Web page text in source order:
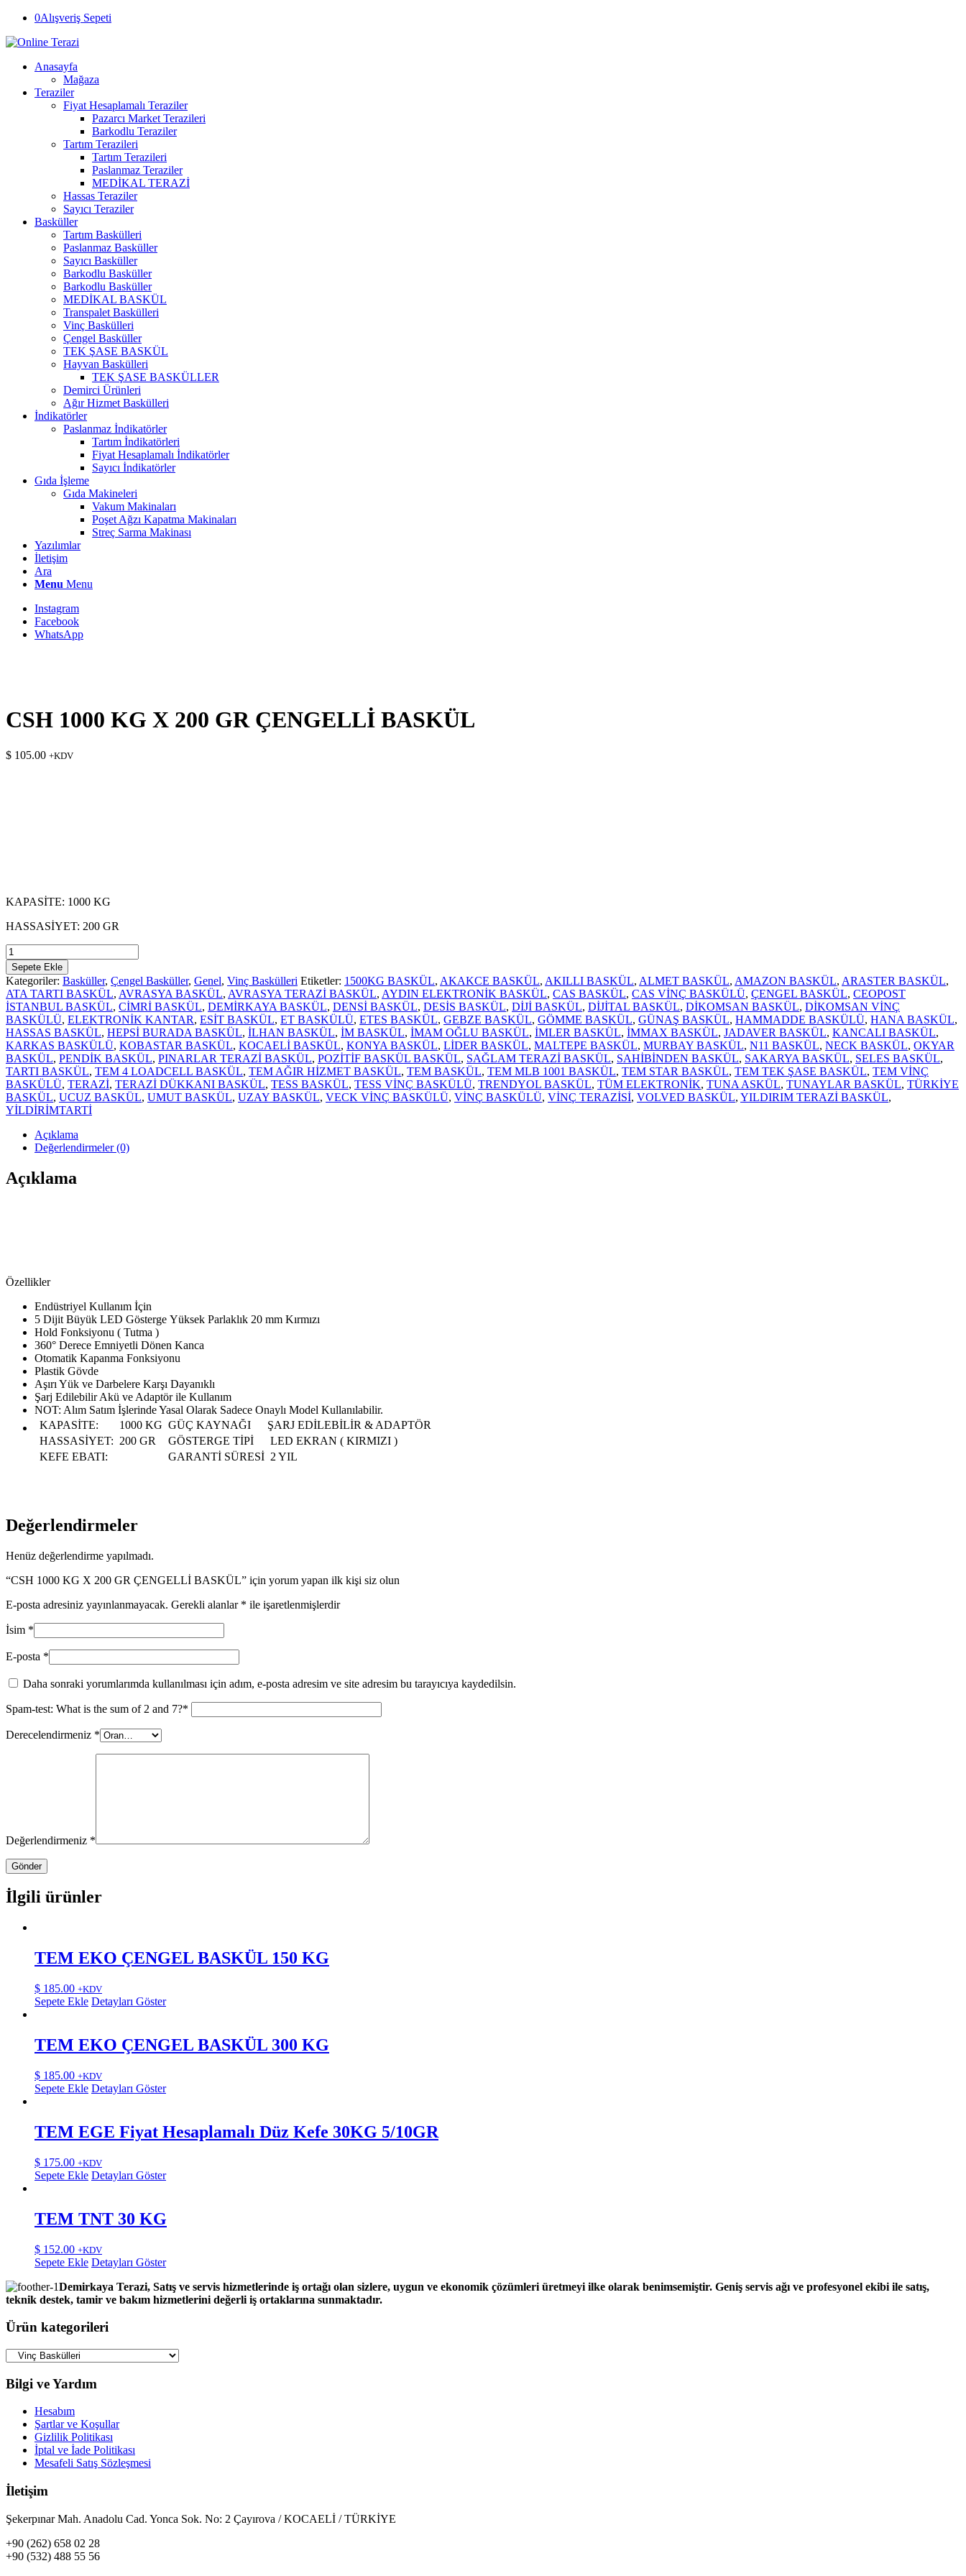
0Alışveriş Sepeti
Anasayfa
Mağaza
Teraziler
Fiyat Hesaplamalı Teraziler
Pazarcı Market Terazileri
Barkodlu Teraziler
Tartım Terazileri
Tartım Terazileri
Paslanmaz Teraziler
MEDİKAL TERAZİ
Hassas Teraziler
Sayıcı Teraziler
Basküller
Tartım Baskülleri
Paslanmaz Basküller
Sayıcı Basküller
Barkodlu Basküller
Barkodlu Basküller
MEDİKAL BASKÜL
Transpalet Baskülleri
Vinç Baskülleri
Çengel Basküller
TEK ŞASE BASKÜL
Hayvan Baskülleri
TEK ŞASE BASKÜLLER
Demirci Ürünleri
Ağır Hizmet Baskülleri
İndikatörler
Paslanmaz İndikatörler
Tartım İndikatörleri
Fiyat Hesaplamalı İndikatörler
Sayıcı İndikatörler
Gıda İşleme
Gıda Makineleri
Vakum Makinaları
Poşet Ağzı Kapatma Makinaları
Streç Sarma Makinası
Yazılımlar
İletişim
Ara
Menu Menu
Instagram
Facebook
WhatsApp
CSH 1000 KG X 200 GR ÇENGELLİ BASKÜL
$ 105.00 +KDV
KAPASİTE: 1000 KG
HASSASİYET: 200 GR
CSH
1000
KG
X
200
GR
ÇENGELLİ
BASKÜL
adet
Sepete Ekle
Kategoriler: Basküller, Çengel Basküller, Genel, Vinç Baskülleri Etiketler: 1500KG BASKÜL, AKAKCE BASKÜL, AKILLI BASKÜL, ALMET BASKÜL, AMAZON BASKÜL, ARASTER BASKÜL,
ATA TARTI BASKÜL, AVRASYA BASKÜL, AVRASYA TERAZİ BASKÜL, AYDIN ELEKTRONİK BASKÜL, CAS BASKÜL, CAS VİNÇ BASKÜLÜ, ÇENGEL BASKÜL, CEOPOST
İSTANBUL BASKÜL, CİMRİ BASKÜL, DEMİRKAYA BASKÜL, DENSİ BASKÜL, DESİS BASKÜL, DİJİ BASKÜL, DİJİTAL BASKÜL, DİKOMSAN BASKÜL, DİKOMSAN VİNÇ
BASKÜLÜ, ELEKTRONİK KANTAR, ESİT BASKÜL, ET BASKÜLÜ, ETES BASKÜL, GEBZE BASKÜL, GÖMME BASKÜL, GÜNAŞ BASKÜL, HAMMADDE BASKÜLÜ, HANA BASKÜL,
HASSAS BASKÜL, HEPSİ BURADA BASKÜL, İLHAN BASKÜL, İM BASKÜL, İMAM OĞLU BASKÜL, İMLER BASKÜL, İMMAX BASKÜL, JADAVER BASKÜL, KANCALI BASKÜL,
KARKAS BASKÜLÜ, KOBASTAR BASKÜL, KOCAELİ BASKÜL, KONYA BASKÜL, LİDER BASKÜL, MALTEPE BASKÜL, MURBAY BASKÜL, N11 BASKÜL, NECK BASKÜL, OKYAR
BASKÜL, PENDİK BASKÜL, PINARLAR TERAZİ BASKÜL, POZİTİF BASKÜL BASKÜL, SAĞLAM TERAZİ BASKÜL, SAHİBİNDEN BASKÜL, SAKARYA BASKÜL, SELES BASKÜL,
TARTI BASKÜL, TEM 4 LOADCELL BASKÜL, TEM AĞIR HİZMET BASKÜL, TEM BASKÜL, TEM MLB 1001 BASKÜL, TEM STAR BASKÜL, TEM TEK ŞASE BASKÜL, TEM VİNÇ
BASKÜLÜ, TERAZİ, TERAZİ DÜKKANI BASKÜL, TESS BASKÜL, TESS VİNÇ BASKÜLÜ, TRENDYOL BASKÜL, TÜM ELEKTRONİK, TUNA ASKÜL, TUNAYLAR BASKÜL, TÜRKİYE
BASKÜL, UCUZ BASKÜL, UMUT BASKÜL, UZAY BASKÜL, VECK VİNÇ BASKÜLÜ, VİNÇ BASKÜLÜ, VİNÇ TERAZİSİ, VOLVED BASKÜL, YILDIRIM TERAZİ BASKÜL,
YİLDİRİMTARTİ
Açıklama
Değerlendirmeler (0)
Açıklama
Özellikler
Endüstriyel Kullanım İçin
5 Dijit Büyük LED Gösterge Yüksek Parlaklık 20 mm Kırmızı
Hold Fonksiyonu ( Tutma )
360° Derece Emniyetli Dönen Kanca
Otomatik Kapanma Fonksiyonu
Plastik Gövde
Aşırı Yük ve Darbelere Karşı Dayanıklı
Şarj Edilebilir Akü ve Adaptör ile Kullanım
NOT: Alım Satım İşlerinde Yasal Olarak Sadece Onaylı Model Kullanılabilir.
KAPASİTE:
1000 KG GÜÇ KAYNAĞI
ŞARJ EDİLEBİLİR & ADAPTÖR
HASSASİYET: 200 GR GÖSTERGE TİPİ
LED EKRAN ( KIRMIZI )
KEFE EBATI:
GARANTİ SÜRESİ 2 YIL
Değerlendirmeler
Henüz değerlendirme yapılmadı.
“CSH 1000 KG X 200 GR ÇENGELLİ BASKÜL” için yorum yapan ilk kişi siz olun
E-posta adresiniz yayınlanmayacak. Gerekli alanlar * ile işaretlenmişlerdir
İsim *
E-posta *
Daha sonraki yorumlarımda kullanılması için adım, e-posta adresim ve site adresim bu tarayıcıya kaydedilsin.
Spam-test: What is the sum of 2 and 7?*
Derecelendirmeniz *
Değerlendirmeniz *
İlgili ürünler
TEM EKO ÇENGEL BASKÜL 150 KG
$ 185.00 +KDV
Sepete Ekle Detayları Göster
TEM EKO ÇENGEL BASKÜL 300 KG
$ 185.00 +KDV
Sepete Ekle Detayları Göster
TEM EGE Fiyat Hesaplamalı Düz Kefe 30KG 5/10GR
$ 175.00 +KDV
Sepete Ekle Detayları Göster
TEM TNT 30 KG
$ 152.00 +KDV
Sepete Ekle Detayları Göster
Demirkaya Terazi, Satış ve servis hizmetlerinde iş ortağı olan sizlere, uygun ve ekonomik çözümleri üretmeyi ilke olarak benimsemiştir. Geniş servis ağı ve profesyonel ekibi ile satış,
teknik destek, tamir ve bakım hizmetlerini değerli iş ortaklarına sunmaktadır.
Ürün kategorileri
Bilgi ve Yardım
Hesabım
Şartlar ve Koşullar
Gizlilik Politikası
İptal ve İade Politikası
Mesafeli Satış Sözleşmesi
İletişim
Şekerpınar Mah. Anadolu Cad. Yonca Sok. No: 2 Çayırova / KOCAELİ / TÜRKİYE
+90 (262) 658 02 28
+90 (532) 488 55 56